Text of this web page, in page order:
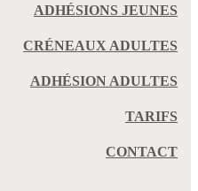
ADHÉSIONS JEUNES
CRÉNEAUX ADULTES
ADHÉSION ADULTES
TARIFS
CONTACT